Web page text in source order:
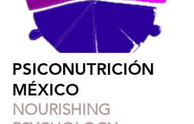
PSICONUTRICIÓN
MÉXICO
NOURISHING